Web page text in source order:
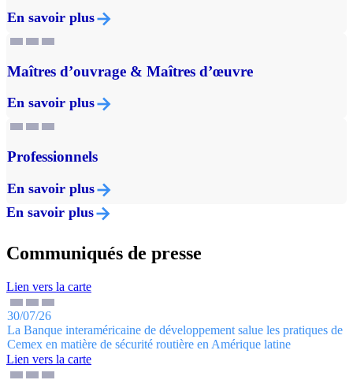
En savoir plus
Maîtres d’ouvrage & Maîtres d’œuvre
En savoir plus
Professionnels
En savoir plus
En savoir plus
Communiqués de presse
Lien vers la carte
30/07/26
La Banque interaméricaine de développement salue les pratiques de
Cemex en matière de sécurité routière en Amérique latine
Lien vers la carte